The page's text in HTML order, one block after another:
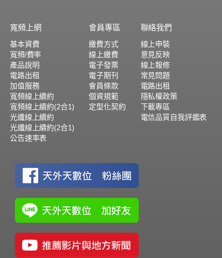
寬頻上網
基本資費
寬頻/費率
產品說明
電路出租
加值服務
寬頻線上續約
寬頻線上續約(2合1)
光纖線上續約
光纖線上續約(2合1)
公告速率表
會員專區
繳費方式
線上繳費
電子發票
電子期刊
會員條款
個資規範
定型化契約
聯絡我們
線上申裝
意見反映
線上報修
常見問題
電路出租
隱私權政策
下載專區
電信品質自我評鑑表